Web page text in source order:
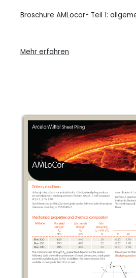
Broschüre AMLocor- Teil 1:
Mehr erfahren